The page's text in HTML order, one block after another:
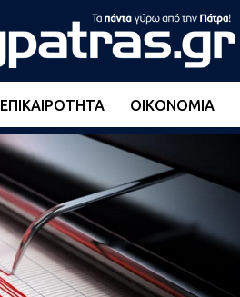
ΕΠΙΚΑΙΡΌΤΗΤΑ ΟΙΚΟΝΟΜΊΑ